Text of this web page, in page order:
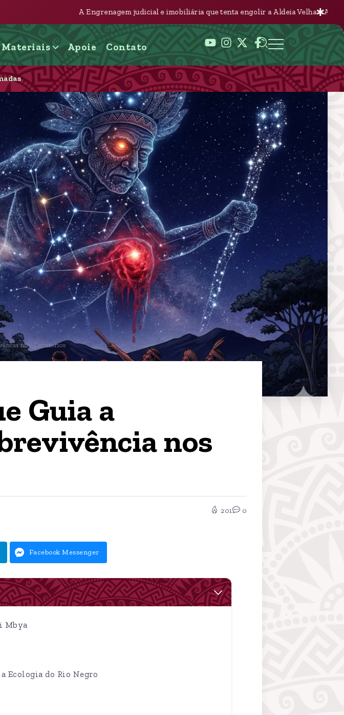
A Engrenagem judicial e imobiliária que tenta engolir a Aldeia Velha A Nova Batalha pela
Materiais Apoie Contato
nos Territórios
Guia a
nos
201 0
Facebook Messenger
Mbya
Ecologia do Rio Negro